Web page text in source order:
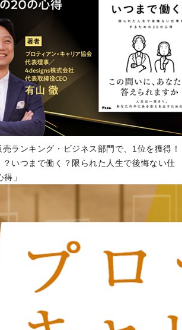
ランキング・ビジネス部門で、1位を獲得！
？いつまで働く？限られた人生で後悔ない仕
」